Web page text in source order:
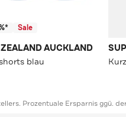
Sale
AUCKLAND
blau
Prozentuale Ersparnis ggü.